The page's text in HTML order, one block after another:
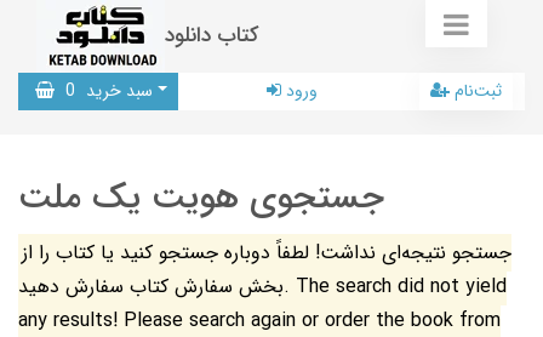
کتاب دانلود
سبد خرید 0 ورود ثبت‌نام
جستجوی هویت یک ملت
جستجو نتیجه‌ای نداشت! لطفاً دوباره جستجو کنید یا کتاب را از
بخش سفارش کتاب سفارش دهید. The search did not yield
any results! Please search again or order the book from